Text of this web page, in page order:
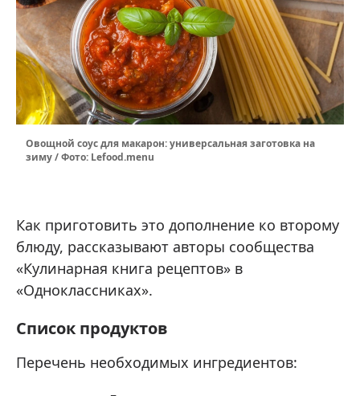
Овощной соус для макарон: универсальная заготовка на
зиму / Фото: Lefood.menu
Как приготовить это дополнение ко второму
блюду, рассказывают авторы сообщества
«Кулинарная книга рецептов» в
«Одноклассниках».
Список продуктов
Перечень необходимых ингредиентов: